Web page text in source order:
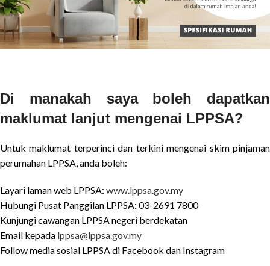
Di manakah saya boleh dapatkan
maklumat lanjut mengenai LPPSA?
Untuk maklumat terperinci dan terkini mengenai skim pinjaman
perumahan LPPSA, anda boleh:
Layari laman web LPPSA: www.lppsa.gov.my
Hubungi Pusat Panggilan LPPSA: 03-2691 7800
Kunjungi cawangan LPPSA negeri berdekatan
Email kepada lppsa@lppsa.gov.my
Follow media sosial LPPSA di Facebook dan Instagram